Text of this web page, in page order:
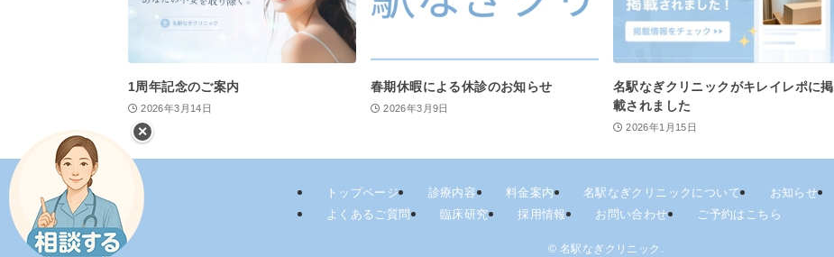
1周年記念のご案内
2026年3月14日
春期休暇による休診のお知らせ
2026年3月9日
名駅なぎクリニックがキレイレポに掲
載されました
2026年1月15日
トップページ 診療内容 料金案内 名駅なぎクリニックについて お知らせ
よくあるご質問
臨床研究 採用情報 お問い合わせ ご予約はこちら
© 名駅なぎクリニック.
✕